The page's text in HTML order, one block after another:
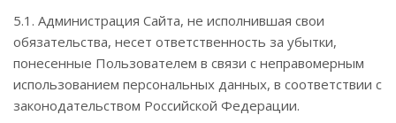
5.1. Администрация Сайта, не исполнившая свои
обязательства, несет ответственность за убытки,
понесенные Пользователем в связи с неправомерным
использованием персональных данных, в соответствии с
законодательством Российской Федерации.